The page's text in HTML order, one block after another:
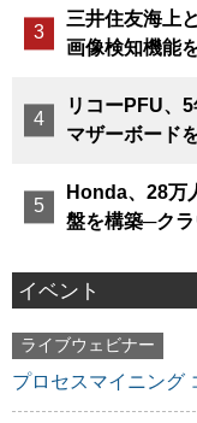
三井住友海上
画像検知機能
リコーPFU、
マザーボード
Honda、28万
盤を構築─ク
イベント
ライブウェビナー
プロセスマイニング